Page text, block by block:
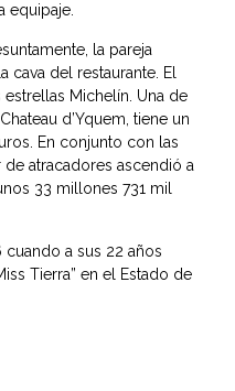
equipaje.
la pareja
cava del restaurante. El
Michelín. Una de
d’Yquem, tiene un
En conjunto con las
atracadores ascendió a
33 millones 731 mil
cuando a sus 22 años
Tierra” en el Estado de